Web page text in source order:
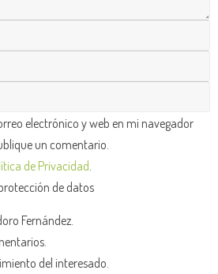
electrónico y web en mi navegador
un comentario.
de Privacidad
de datos
Fernández.
del interesado.